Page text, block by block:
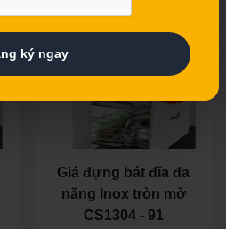
Giá đựng bát đĩa đa
năng Inox tròn mờ
CS1304 - 91
ký ngay